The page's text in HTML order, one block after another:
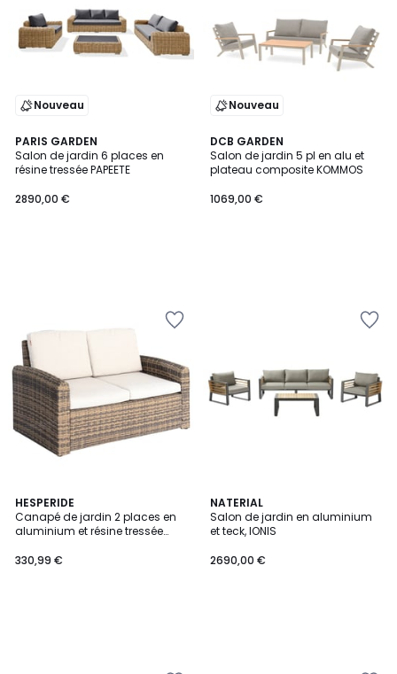
Nouveau
PARIS GARDEN
Salon de jardin 6 places en
résine tressée PAPEETE
2890,00 €
Nouveau
DCB GARDEN
Salon de jardin 5 pl en alu et
plateau composite KOMMOS
1069,00 €
HESPERIDE
Canapé de jardin 2 places en
aluminium et résine tressée
330,99 €
NATERIAL
Salon de jardin en aluminium
et teck, IONIS
2690,00 €